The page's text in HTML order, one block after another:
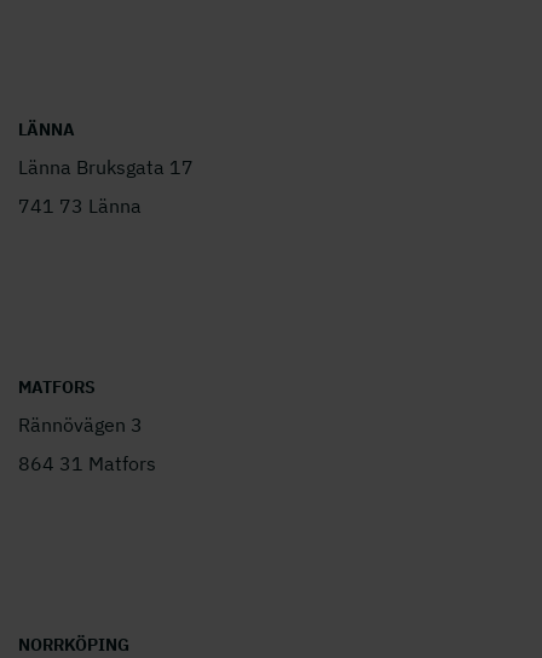
LÄNNA
Länna Bruksgata 17
741 73 Länna
MATFORS
Rännövägen 3
864 31 Matfors
NORRKÖPING